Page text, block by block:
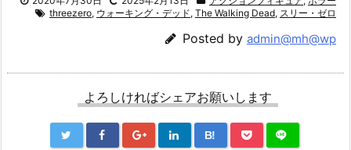
threezero, ウォーキング・デッド, The Walking Dead, スリー・ゼロ
Posted by admin@mh@wp
よろしければシェアお願いします
B!